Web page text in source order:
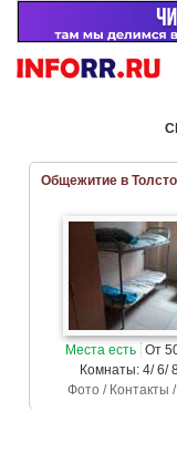
Общежитие в
Места есть От
Комнаты: 4/ 6/
Фото / Контакты